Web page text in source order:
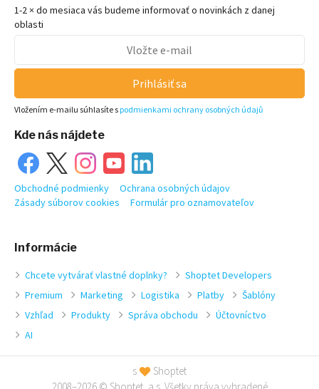
Informácie
Chcete vytvárať vlastné doplnky?
Shoptet Developers
Premium
Marketing Logistika Platby
Šablóny
Vzhľad
Produkty Správa obchodu
Účtovníctvo
AI
1-2 × do mesiaca vás budeme informovať o novinkách z danej
oblasti
Prihlásiť sa
Vložením e-mailu súhlasíte s podmienkami ochrany osobných údajů
Kde nás nájdete
Obchodné podmienky
Ochrana osobných údajov
Zásady súborov cookies
Formulár pro oznamovateľov
s
Shoptet